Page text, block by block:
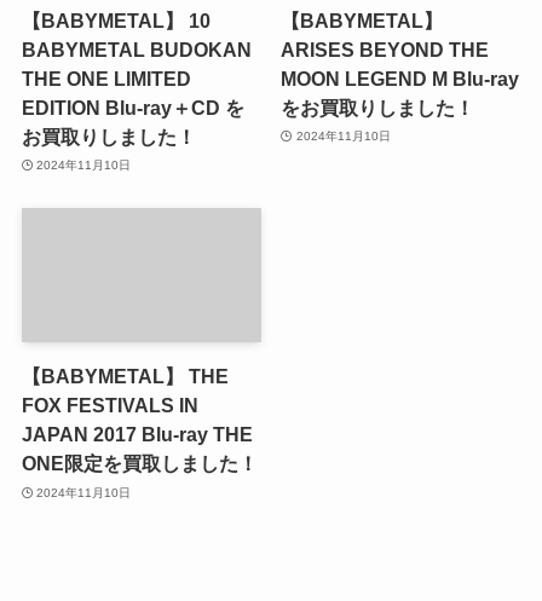
【BABYMETAL】 10
BABYMETAL BUDOKAN
THE ONE LIMITED
EDITION Blu-ray＋CD を
お買取りしました！
2024年11月10日
【BABYMETAL】
ARISES BEYOND THE
MOON LEGEND M Blu-ray
をお買取りしました！
2024年11月10日
【BABYMETAL】 THE
FOX FESTIVALS IN
JAPAN 2017 Blu-ray THE
ONE限定を買取しました！
2024年11月10日